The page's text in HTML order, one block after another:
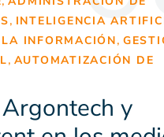
, INTELIGENCIA
INFORMACIÓN,
, AUTOMATIZACIÓN DE
y